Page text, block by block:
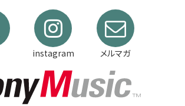
instagram メルマガ